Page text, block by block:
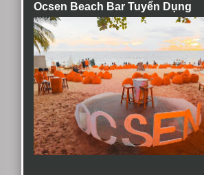
Ocsen Beach Bar Tuyển Dụng